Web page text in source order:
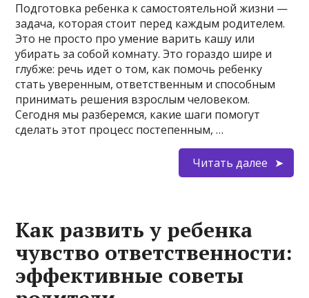
Подготовка ребенка к самостоятельной жизни —
задача, которая стоит перед каждым родителем.
Это не просто про умение варить кашу или
убирать за собой комнату. Это гораздо шире и
глубже: речь идет о том, как помочь ребенку
стать уверенным, ответственным и способным
принимать решения взрослым человеком.
Сегодня мы разберемся, какие шаги помогут
сделать этот процесс постепенным, …
Читать далее
Как развить у ребенка
чувство ответственности:
эффективные советы